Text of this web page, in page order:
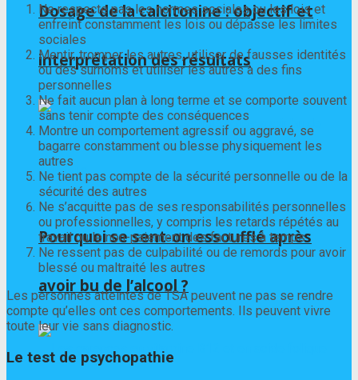
Dosage de la calcitonine : objectif et
interprétation des résultats
Pourquoi se sent-on essoufflé après
avoir bu de l’alcool ?
Ne respecte pas les normes sociales ou les lois et
enfreint constamment les lois ou dépasse les limites
sociales
Mentir, tromper les autres, utiliser de fausses identités
ou des surnoms et utiliser les autres à des fins
personnelles
Ne fait aucun plan à long terme et se comporte souvent
sans tenir compte des conséquences
Montre un comportement agressif ou aggravé, se
bagarre constamment ou blesse physiquement les
autres
Ne tient pas compte de la sécurité personnelle ou de la
sécurité des autres
Ne s’acquitte pas de ses responsabilités personnelles
ou professionnelles, y compris les retards répétés au
travail ou le non-paiement des factures à temps
Ne ressent pas de culpabilité ou de remords pour avoir
blessé ou maltraité les autres
Les personnes atteintes de TSA peuvent ne pas se rendre
compte qu’elles ont ces comportements. Ils peuvent vivre
toute leur vie sans diagnostic.
Le test de psychopathie